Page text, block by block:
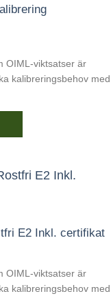
OIML-viktsatser är
kalibreringsbehov med
E2 Inkl. certifikat
OIML-viktsatser är
kalibreringsbehov med